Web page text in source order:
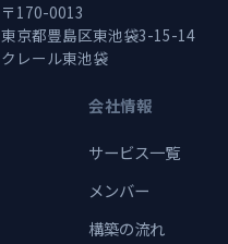
〒170-0013
東京都豊島区東池袋3-15-14
クレール東池袋
会社情報
サービス一覧
メンバー
構築の流れ